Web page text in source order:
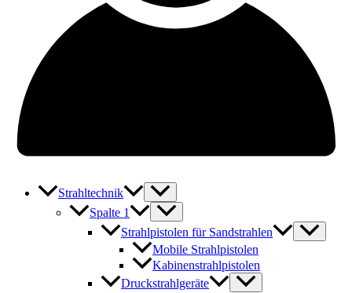
Strahltechnik
Spalte 1
Strahlpistolen für Sandstrahlen
Mobile Strahlpistolen
Kabinenstrahlpistolen
Druckstrahlgeräte